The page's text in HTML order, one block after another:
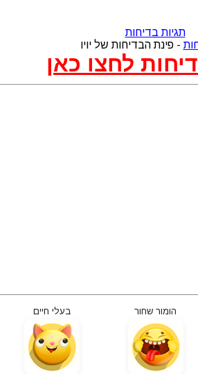
תגיות בדיחות
- פינת הבדיחות של יויו
לחצו כאן
הומור שחור בעלי חיים